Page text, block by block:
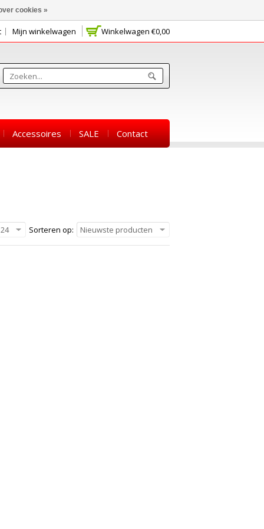
Winkelwagen €0,00
Mijn winkelwagen
Accessoires SALE Contact
Sorteren op: Nieuwste producten
24
cookies »